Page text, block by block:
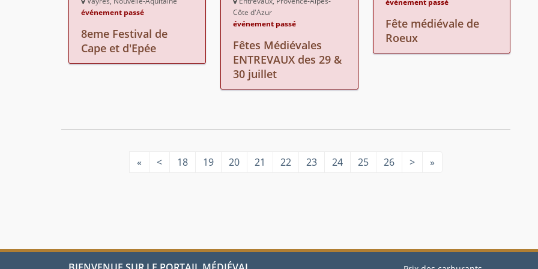
événement passé
8eme Festival de
Cape et d'Epée
Côte d'Azur
événement passé
Fêtes Médiévales
ENTREVAUX des 29 &
30 juillet
événement passé
Fête médiévale de
Roeux
« < 18 19 20 21 22 23 24 25 26 > »